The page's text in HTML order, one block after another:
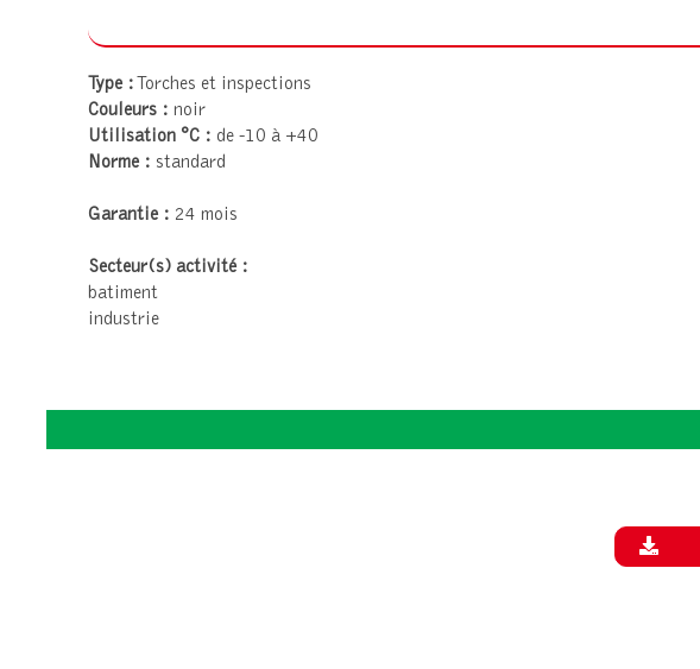
Type : Torches et inspections
Couleurs : noir
Utilisation °C : de -10 à +40
Norme : standard
Garantie : 24 mois
Secteur(s) activité :
batiment
industrie